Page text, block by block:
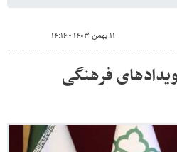
۱۱ بهمن ۱۴۰۳ - ۱۴:۱۶
فرهنگی